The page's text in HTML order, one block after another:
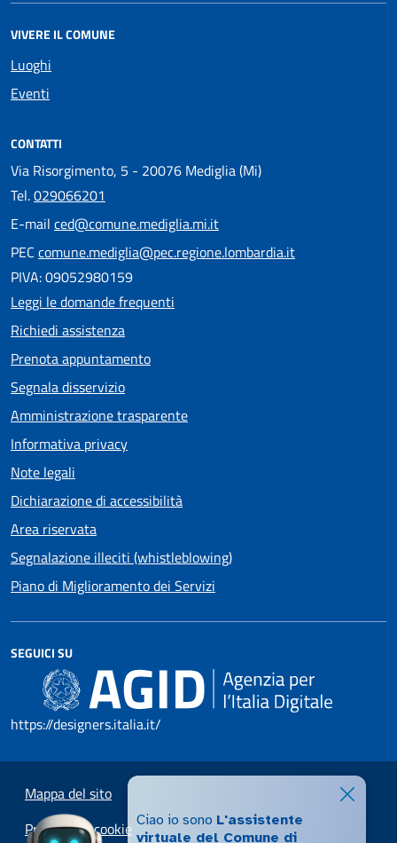
VIVERE IL COMUNE
Luoghi
Eventi
CONTATTI
Via Risorgimento, 5 - 20076 Mediglia (Mi)
Tel.029066201
E-mail ced@comune.mediglia.mi.it
PEC comune.mediglia@pec.regione.lombardia.it
PIVA: 09052980159
Leggi le domande frequenti
Richiedi assistenza
Prenota appuntamento
Segnala disservizio
Amministrazione trasparente
Informativa privacy
Note legali
Dichiarazione di accessibilità
Area riservata
Segnalazione illeciti (whistleblowing)
Piano di Miglioramento dei Servizi
SEGUICI SU
https://designers.italia.it/
Mappa del sito
Preferenze cookie Ciao io sono L'assistente
virtuale del Comune di